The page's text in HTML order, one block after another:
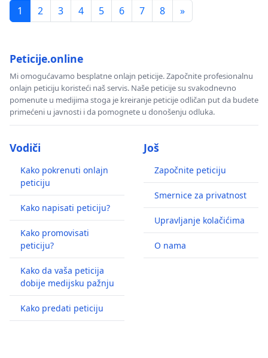
1
2 3 4 5 6 7 8 »
Peticije.online
Mi omogućavamo besplatne onlajn peticije. Započnite profesionalnu
onlajn peticiju koristeći naš servis. Naše peticije su svakodnevno
pomenute u medijima stoga je kreiranje peticije odličan put da budete
primećeni u javnosti i da pomognete u donošenju odluka.
Vodiči
Kako pokrenuti onlajn
peticiju
Kako napisati peticiju?
Kako promovisati
peticiju?
Kako da vaša peticija
dobije medijsku pažnju
Kako predati peticiju
Još
Započnite peticiju
Smernice za privatnost
Upravljanje kolačićima
O nama